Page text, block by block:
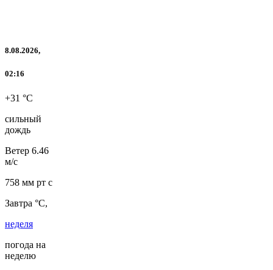
8.08.2026,
02:16
+31 °C
сильный
дождь
Ветер 6.46
м/с
758 мм рт с
Завтра °C,
неделя
погода на
неделю